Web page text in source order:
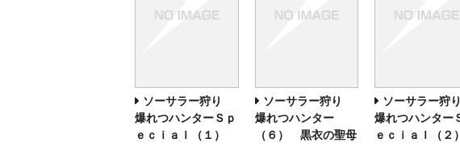
ソーサラー狩り
爆れつハンターＳｐ
ｅｃｉａｌ（１）
ソーサラー狩り
爆れつハンター
（６） 黒衣の聖母
ソーサラー狩
爆れつハンター
ｅｃｉａｌ（２）